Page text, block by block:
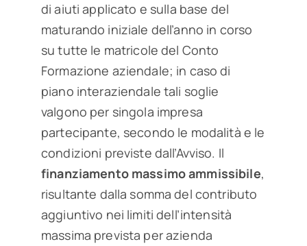
di aiuti applicato e sulla base del
maturando iniziale dell’anno in corso
su tutte le matricole del Conto
Formazione aziendale; in caso di
piano interaziendale tali soglie
valgono per singola impresa
partecipante, secondo le modalità e le
condizioni previste dall’Avviso. Il
finanziamento massimo ammissibile,
risultante dalla somma del contributo
aggiuntivo nei limiti dell’intensità
massima prevista per azienda